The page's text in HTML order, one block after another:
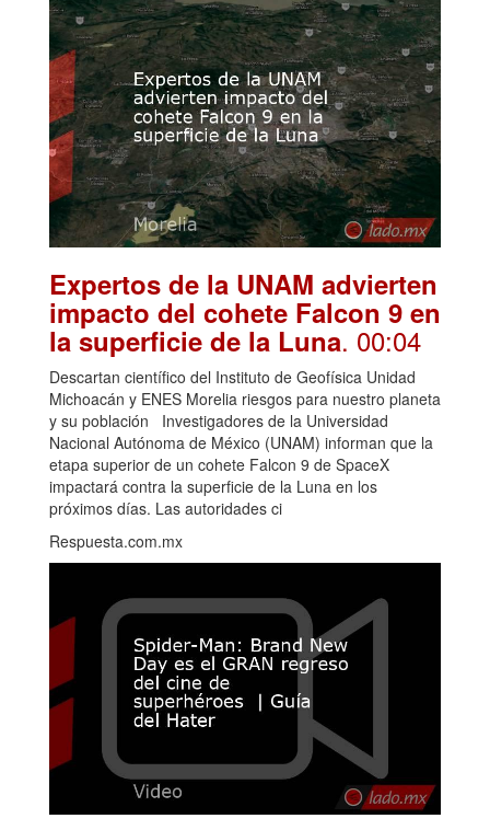
Expertos de la UNAM advierten
impacto del cohete Falcon 9 en
la superficie de la Luna. 00:04
Descartan científico del Instituto de Geofísica Unidad
Michoacán y ENES Morelia riesgos para nuestro planeta
y su población Investigadores de la Universidad
Nacional Autónoma de México (UNAM) informan que la
etapa superior de un cohete Falcon 9 de SpaceX
impactará contra la superficie de la Luna en los
próximos días. Las autoridades ci
Respuesta.com.mx